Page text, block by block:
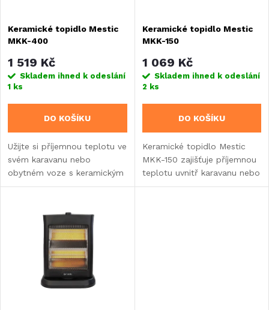
p
r
o
d
u
k
s
p
r
o
d
u
Keramické topidlo Mestic
MKK-400
1 519 Kč
Skladem ihned k odeslání
1 ks
DO KOŠÍKU
Užijte si příjemnou teplotu ve
svém karavanu nebo
obytném voze s keramickým
topidlem Mestic MKK-400.
Keramické topidlo Mestic
MKK-150
1 069 Kč
Skladem ihned k odeslání
2 ks
DO KOŠÍKU
Keramické topidlo Mestic
MKK-150 zajišťuje příjemnou
teplotu uvnitř karavanu nebo
obytného vozu.